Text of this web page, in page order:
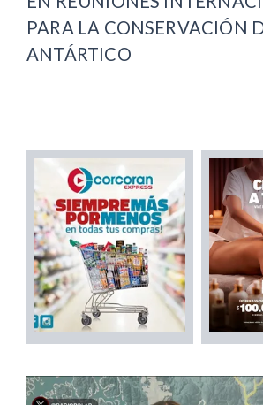
PARA LA CONSERVACIÓN
ANTÁRTICO